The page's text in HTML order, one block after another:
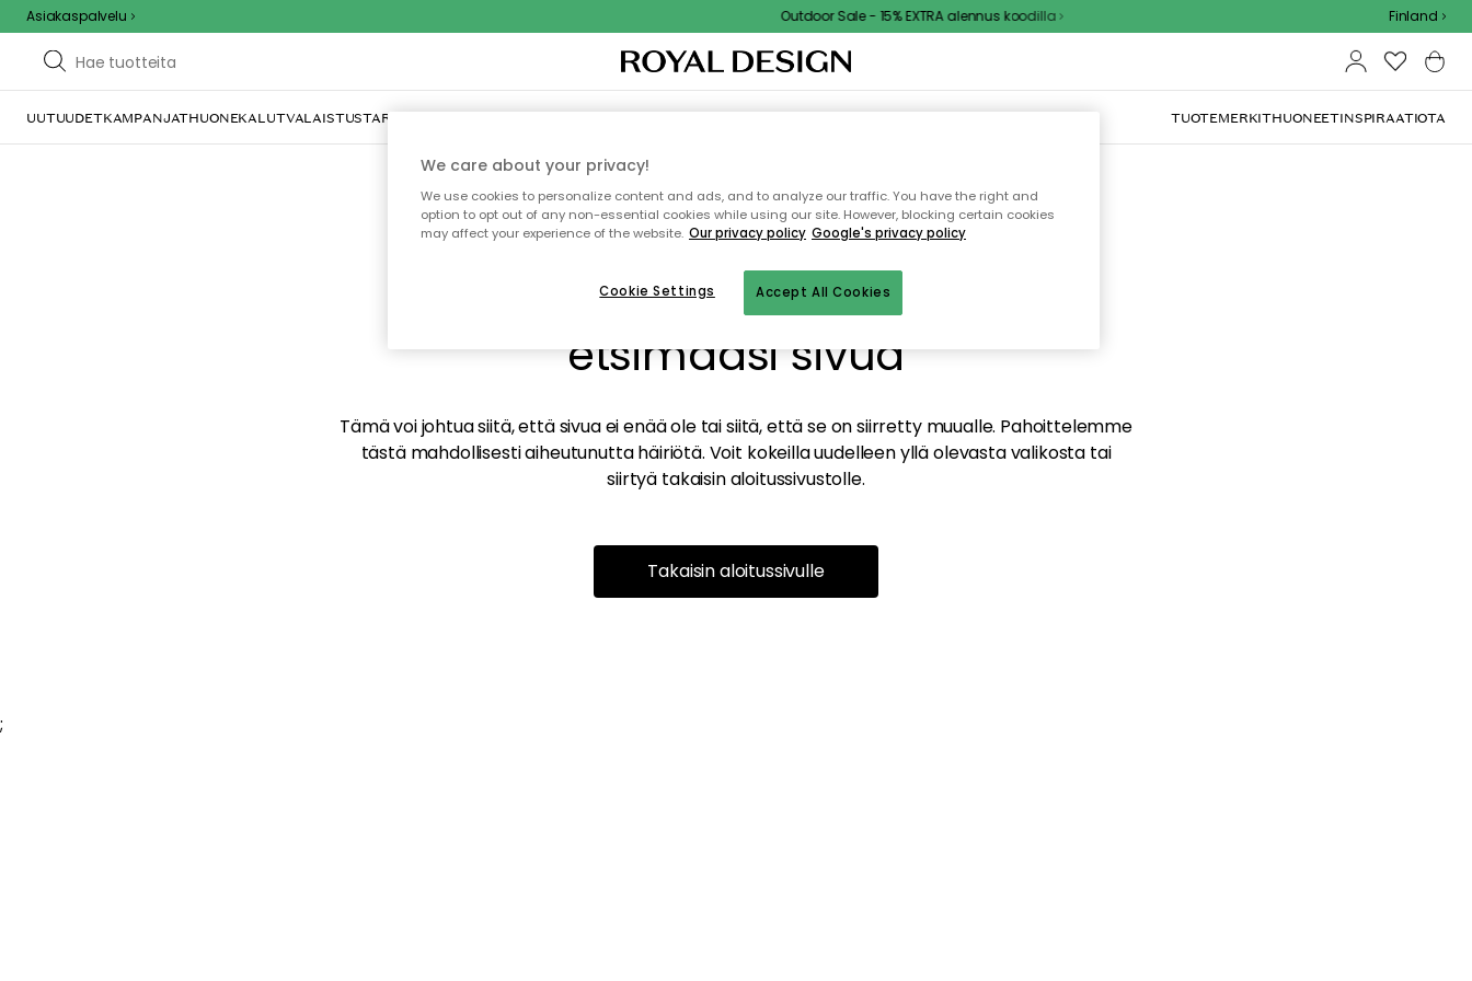
Asiakaspalvelu Outdoor Sale - 15% EXTRA alennus koodilla Finland
UUTUUDETKAMPANJATHUONEKALUTVALAISTUSTARJOILU JA KATTAUSSISUSTUSTEKSTIILIT & MATOTKEITTIÖSÄILYTYSULKOKALUSTEET TUOTEMERKITHUONEETINSPIRAATIOTA
Emme valitettavasti löydä
etsimääsi sivua
Tämä voi johtua siitä, että sivua ei enää ole tai siitä, että se on siirretty muualle. Pahoittelemme
tästä mahdollisesti aiheutunutta häiriötä. Voit kokeilla uudelleen yllä olevasta valikosta tai
siirtyä takaisin aloitussivustolle.
Takaisin aloitussivulle
;
We care about your privacy!
We use cookies to personalize content and ads, and to analyze our traffic. You have the right and
option to opt out of any non-essential cookies while using our site. However, blocking certain cookies
may affect your experience of the website. Our privacy policy Google's privacy policy
Accept All Cookies
Cookie Settings